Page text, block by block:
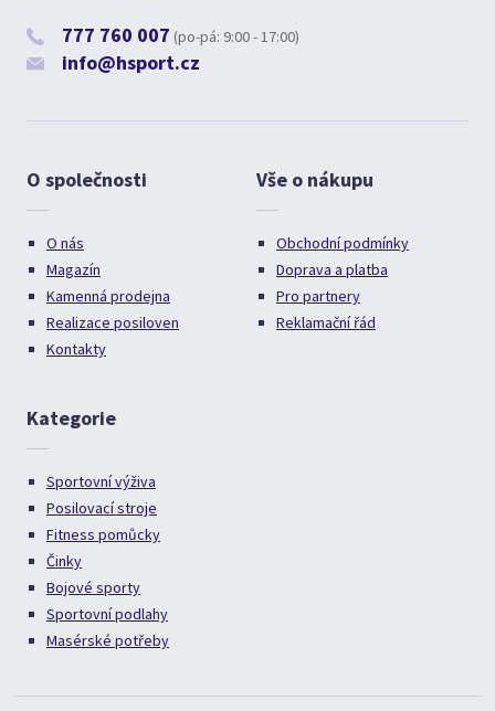
777 760 007 (po-pá: 9:00 - 17:00)
info@hsport.cz
O společnosti
O nás
Magazín
Kamenná prodejna
Realizace posiloven
Kontakty
Vše o nákupu
Obchodní podmínky
Doprava a platba
Pro partnery
Reklamační řád
Kategorie
Sportovní výživa
Posilovací stroje
Fitness pomůcky
Činky
Bojové sporty
Sportovní podlahy
Masérské potřeby